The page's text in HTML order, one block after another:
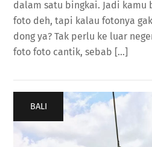
dalam satu bingkai. Jadi kamu
foto deh, tapi kalau fotonya
dong ya? Tak perlu ke luar
foto foto cantik, sebab […]
BALI